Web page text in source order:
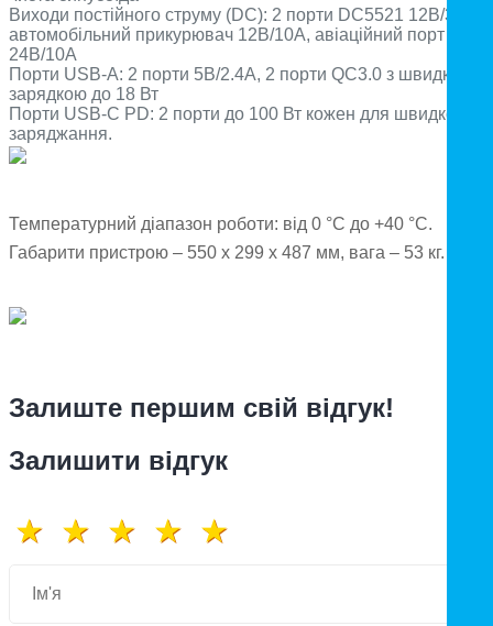
Виходи постійного струму (DC): 2 порти DC5521 12В/3А,
автомобільний прикурювач 12В/10А, авіаційний порт
24В/10А
Порти USB-A: 2 порти 5В/2.4А, 2 порти QC3.0 з швидкою
зарядкою до 18 Вт
Порти USB-C PD: 2 порти до 100 Вт кожен для швидкого
заряджання.
Температурний діапазон роботи: від 0 °C до +40 °C.
Габарити пристрою – 550 x 299 x 487 мм, вага – 53 кг.
Залиште першим свій відгук!
Залишити відгук